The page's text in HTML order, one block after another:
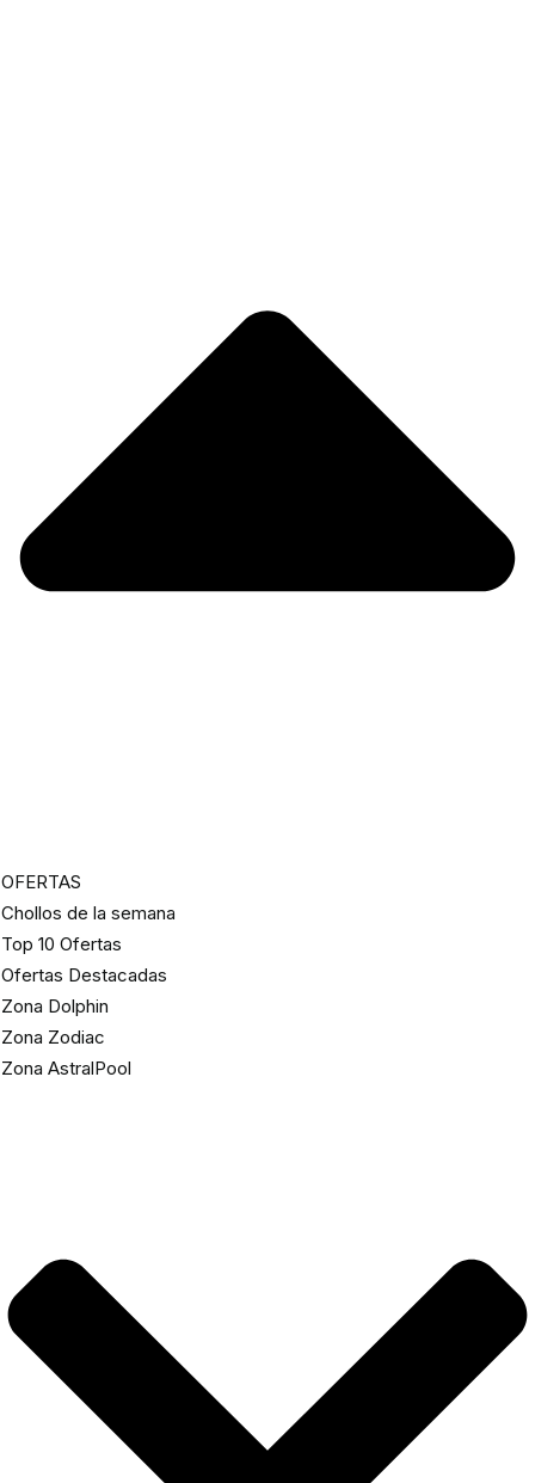
OFERTAS
Chollos de la semana
Top 10 Ofertas
Ofertas Destacadas
Zona Dolphin
Zona Zodiac
Zona AstralPool